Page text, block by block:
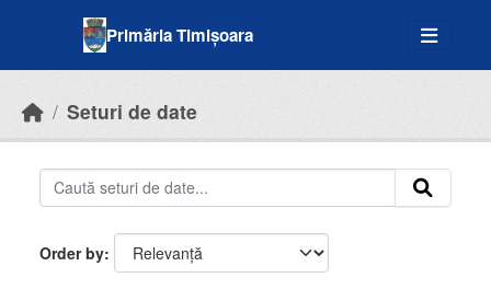
Primăria Timișoara
Seturi de date
Order by